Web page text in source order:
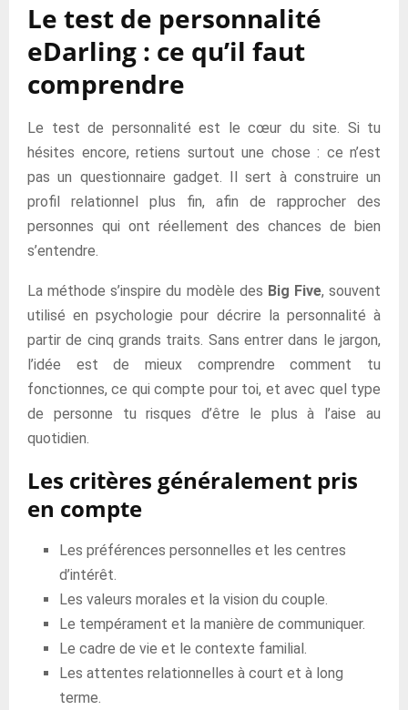
Le test de personnalité
eDarling : ce qu’il faut
comprendre
Le test de personnalité est le cœur du site. Si tu
hésites encore, retiens surtout une chose : ce n’est
pas un questionnaire gadget. Il sert à construire un
profil relationnel plus fin, afin de rapprocher des
personnes qui ont réellement des chances de bien
s’entendre.
La méthode s’inspire du modèle des Big Five, souvent
utilisé en psychologie pour décrire la personnalité à
partir de cinq grands traits. Sans entrer dans le jargon,
l’idée est de mieux comprendre comment tu
fonctionnes, ce qui compte pour toi, et avec quel type
de personne tu risques d’être le plus à l’aise au
quotidien.
Les critères généralement pris
en compte
Les préférences personnelles et les centres
d’intérêt.
Les valeurs morales et la vision du couple.
Le tempérament et la manière de communiquer.
Le cadre de vie et le contexte familial.
Les attentes relationnelles à court et à long
terme.